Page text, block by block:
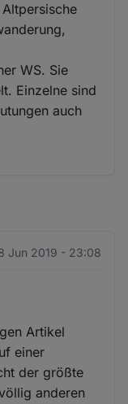
WS. Sie
Einzelne sind
auch
Jun 2019 - 23:08
Artikel
einer
der größte
anderen